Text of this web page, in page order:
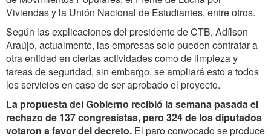
Viviendas y la Unión Nacional de Estudiantes, entre otros.
Según las explicaciones del presidente de CTB, Adílson
Araújo, actualmente, las empresas solo pueden contratar a
otra entidad en ciertas actividades como de limpieza y
tareas de seguridad, sin embargo, se ampliará esto a todos
los servicios en caso de ser aprobado el proyecto.
La propuesta del Gobierno recibió la semana pasada el
rechazo de 137 congresistas, pero 324 de los diputados
votaron a favor del decreto. El paro convocado se produce